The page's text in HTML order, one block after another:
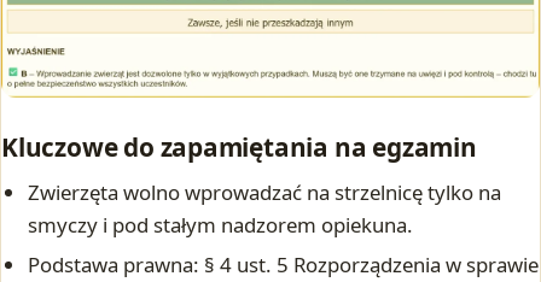
Kluczowe do zapamiętania na egzamin
Zwierzęta wolno wprowadzać na strzelnicę tylko na
smyczy i pod stałym nadzorem opiekuna.
Podstawa prawna: § 4 ust. 5 Rozporządzenia w sprawie